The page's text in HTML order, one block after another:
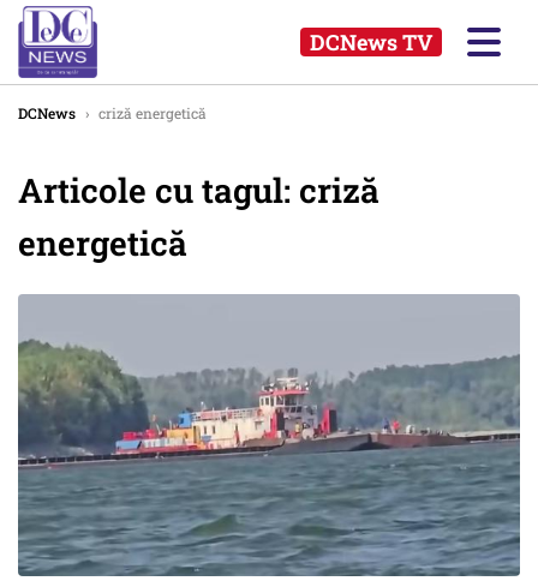
DCNews TV
DCNews › criză energetică
Articole cu tagul: criză
energetică